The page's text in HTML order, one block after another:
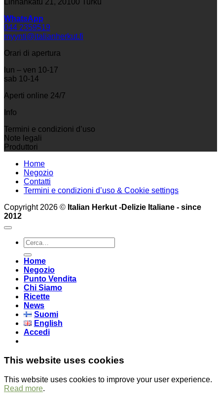
Linnankatu 21, 20100 Turku
WhatsApp
044 2359519
myynti@italianherkut.fi
Orari di apertura
lun – ven 10-17
sab 10-14
Aperti online 24/7
Info
Termini e condizioni d’uso
Note legali
Produttori
Home
Negozio
Contatti
Termini e condizioni d’uso & Cookie settings
Copyright 2026 © Italian Herkut -Delizie Italiane - since
2012
Cerca:
Home
Negozio
Punto Vendita
Chi Siamo
Ricette
News
Suomi
English
Accedi
This website uses cookies
This website uses cookies to improve your user experience.
Read more.